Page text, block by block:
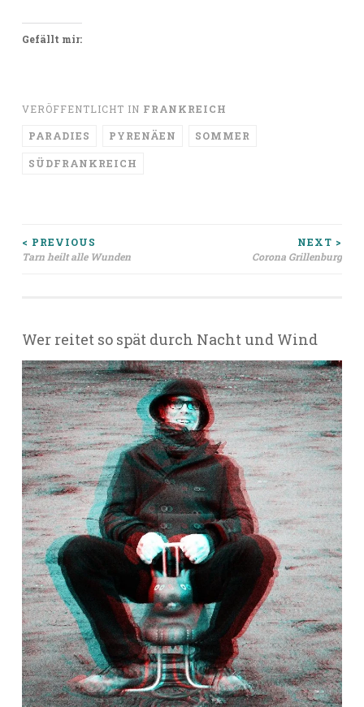
Gefällt mir:
VERÖFFENTLICHT IN FRANKREICH
PARADIES PYRENÄEN SOMMER
SÜDFRANKREICH
Beitragsnavigation
< PREVIOUS
Tarn heilt alle Wunden
NEXT >
Corona Grillenburg
Wer reitet so spät durch Nacht und Wind